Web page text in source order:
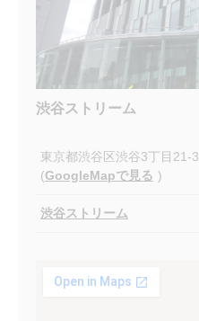
渋谷ストリーム
東京都渋谷区渋谷3丁目21-3
(GoogleMapで見る )
渋谷ストリーム